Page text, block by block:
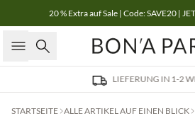
20 % Extra auf Sale | Code: SAVE20 |
Suche
LIEFERUNG IN 1-2
STARTSEITE ALLE ARTIKEL AUF EINEN BLICK